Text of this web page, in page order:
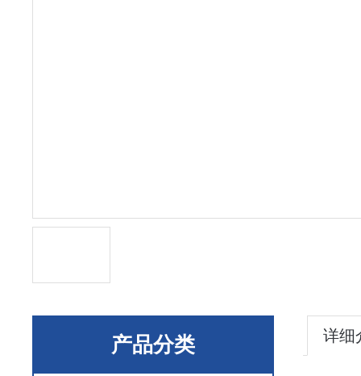
产品分类 详细